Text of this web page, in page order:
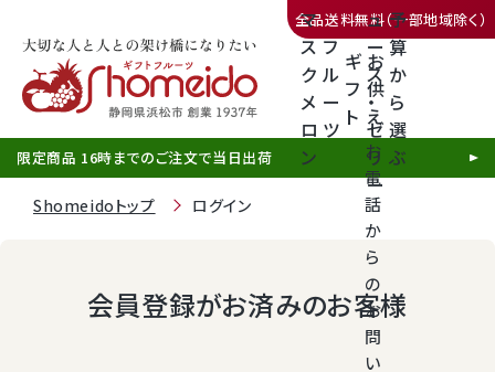
全品送料無料（一部地域除く）
マ
ス
ク
メ
ロ
ン
フ
ル
ー
ツ
ギ
フ
ト
お
供
え
ュ
ー
ス
・
ゼ
リ
ー
予
算
か
ら
選
ぶ
お
電
話
か
ら
の
お
問
い
限定商品 16時までのご注文で当日出荷
Shomeidoトップ ログイン
会員登録がお済みのお客様